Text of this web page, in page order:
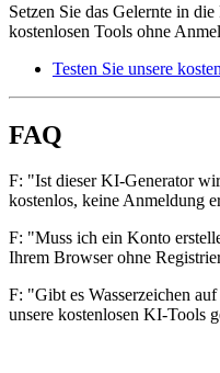
Setzen Sie das Gelernte in
kostenlosen Tools ohne
Testen Sie unsere
FAQ
F: "Ist dieser KI-Generator
kostenlos, keine Anmeldung
F: "Muss ich ein Konto
Ihrem Browser ohne
F: "Gibt es Wasserzeichen
unsere kostenlosen KI-Tools